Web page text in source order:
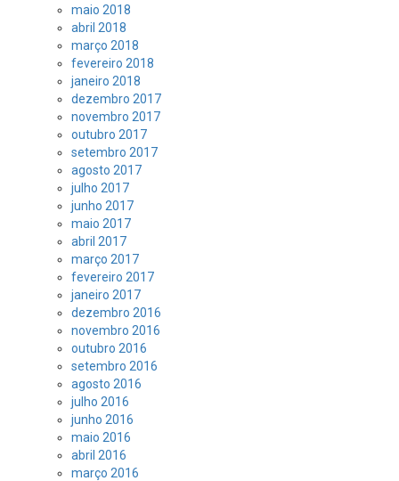
maio 2018
abril 2018
março 2018
fevereiro 2018
janeiro 2018
dezembro 2017
novembro 2017
outubro 2017
setembro 2017
agosto 2017
julho 2017
junho 2017
maio 2017
abril 2017
março 2017
fevereiro 2017
janeiro 2017
dezembro 2016
novembro 2016
outubro 2016
setembro 2016
agosto 2016
julho 2016
junho 2016
maio 2016
abril 2016
março 2016